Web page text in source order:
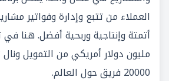
العملاء من تتبع وإدارة وفواتير
مليون دولار أمريكي من التمويل
20000 فريق حول العالم.